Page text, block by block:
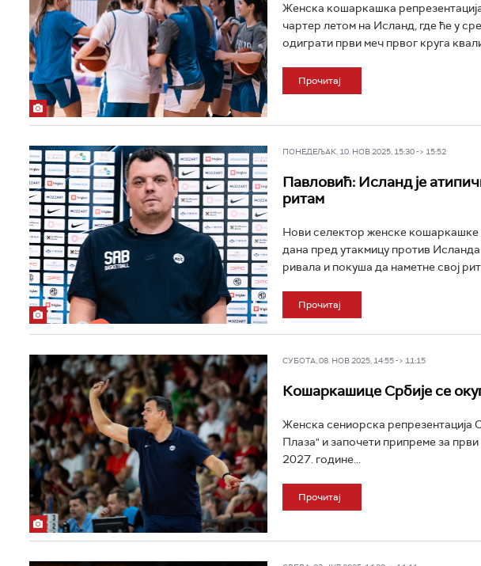
Женска кошаркашка
чартер летом на Исланд, где ће у
одиграти први меч првог круга
Прочитај
ПОНЕДЕЉАК, 10. НОВ 2025, 15:30 -> 15:52
Павловић: Исланд је
ритам
Нови селектор женске кошаркашке
дана пред утакмицу против
ривала и покуша да наметне свој
Прочитај
СУБОТА, 08. НОВ 2025, 14:55 -> 11:15
Кошаркашице Србије се
Женска сениорска репрезентација
Плаза" и започети припреме за
2027. године...
Прочитај